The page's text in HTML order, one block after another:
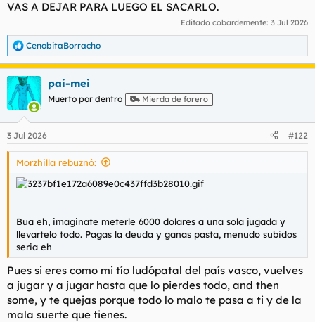
Hasta que ocurrió el desastre, un día jugando a la ruleta
préstamo de 1200 los aposté al rojo y salió el 0 verde
Pedí como 2 mil más y me puse a apostar a juegos del mundial
y perdí todo
En ese punto se me fue la pinza totalmente empecé a pedir
más préstamos y más préstamos para pagar otros préstamos
La situación se me fue de las manos, actualmente debo unos 8
mil euros y no tengo un céntimo encima
Quisiera saber qué pasa si no puedes pagar los microcréditos?
VAS A DEJAR PARA LUEGO EL SACARLO.
Editado cobardemente: 3 Jul 2026
R
e
a
c
c
i
e
s
CenobitaBorracho
pai-mei
Muerto por dentro Mierda de forero
3 Jul 2026 #122
Morzhilla rebuznó:
Bua eh, imaginate meterle 6000 dolares a una sola jugada y
llevartelo todo. Pagas la deuda y ganas pasta, menudo subidos
seria eh
Pues si eres como mi tío ludópatal del país vasco, vuelves
a jugar y a jugar hasta que lo pierdes todo, and then
some, y te quejas porque todo lo malo te pasa a ti y de la
mala suerte que tienes.